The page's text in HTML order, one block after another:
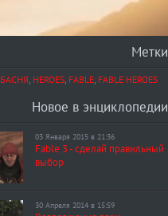
Метки
БАСНЯ HEROES FABLE FABLE HEROES
Новое в энциклопедии
03 Января 2015 в 21:36
Fable 3 - сделай правильный
выбор
30 Апреля 2014 в 15:59